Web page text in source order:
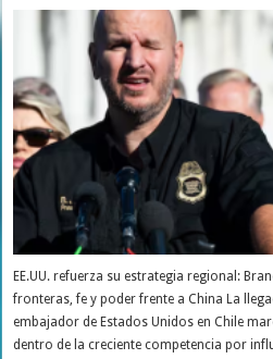
EE.UU. refuerza su estrategia regional:
fronteras, fe y poder frente a China La
embajador de Estados Unidos en Chile
dentro de la creciente competencia por